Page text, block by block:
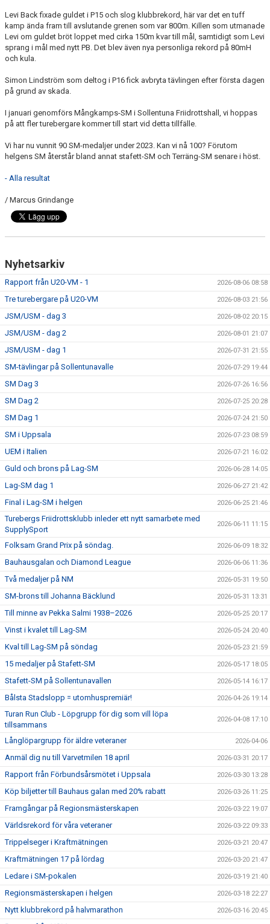
Levi Back fixade guldet i P15 och slog klubbrekord, här var det en tuff
kamp ända fram till avslutande grenen som var 800m. Killen som utmanade
Levi om guldet bröt loppet med cirka 150m kvar till mål, samtidigt som Levi
sprang i mål med nytt PB. Det blev även nya personliga rekord på 80mH
och kula.
Simon Lindström som deltog i P16 fick avbryta tävlingen efter första dagen
på grund av skada.
I januari genomförs Mångkamps-SM i Sollentuna Friidrottshall, vi hoppas
på att fler turebergare kommer till start vid detta tillfälle.
Vi har nu vunnit 90 SM-medaljer under 2023. Kan vi nå 100? Förutom
helgens SM återstår bland annat stafett-SM och Terräng-SM senare i höst.
- Alla resultat
/ Marcus Grindange
Nyhetsarkiv
Rapport från U20-VM - 1 2026-08-06 08:58
Tre turebergare på U20-VM 2026-08-03 21:56
JSM/USM - dag 3 2026-08-02 20:15
JSM/USM - dag 2 2026-08-01 21:07
JSM/USM - dag 1 2026-07-31 21:55
SM-tävlingar på Sollentunavalle 2026-07-29 19:44
SM Dag 3 2026-07-26 16:56
SM Dag 2 2026-07-25 20:28
SM Dag 1 2026-07-24 21:50
SM i Uppsala 2026-07-23 08:59
UEM i Italien 2026-07-21 16:02
Guld och brons på Lag-SM 2026-06-28 14:05
Lag-SM dag 1 2026-06-27 21:42
Final i Lag-SM i helgen 2026-06-25 21:46
Turebergs Friidrottsklubb inleder ett nytt samarbete med
SupplySport
2026-06-11 11:15
Folksam Grand Prix på söndag. 2026-06-09 18:32
Bauhausgalan och Diamond League 2026-06-06 11:36
Två medaljer på NM 2026-05-31 19:50
SM-brons till Johanna Bäcklund 2026-05-31 13:31
Till minne av Pekka Salmi 1938–2026 2026-05-25 20:17
Vinst i kvalet till Lag-SM 2026-05-24 20:40
Kval till Lag-SM på söndag 2026-05-23 21:59
15 medaljer på Stafett-SM 2026-05-17 18:05
Stafett-SM på Sollentunavallen 2026-05-14 16:17
Bålsta Stadslopp = utomhuspremiär! 2026-04-26 19:14
Turan Run Club - Löpgrupp för dig som vill löpa
tillsammans
2026-04-08 17:10
Långlöpargrupp för äldre veteraner 2026-04-06
Anmäl dig nu till Varvetmilen 18 april 2026-03-31 20:17
Rapport från Förbundsårsmötet i Uppsala 2026-03-30 13:28
Köp biljetter till Bauhaus galan med 20% rabatt 2026-03-26 11:25
Framgångar på Regionsmästerskapen 2026-03-22 19:07
Världsrekord för våra veteraner 2026-03-22 09:33
Trippelseger i Kraftmätningen 2026-03-21 20:47
Kraftmätningen 17 på lördag 2026-03-20 21:47
Ledare i SM-pokalen 2026-03-19 21:40
Regionsmästerskapen i helgen 2026-03-18 22:27
Nytt klubbrekord på halvmarathon 2026-03-16 20:45